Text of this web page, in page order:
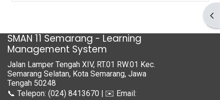
SMAN 11 Semarang - Learning
Management System
Jalan Lamper Tengah XIV, RT.01 RW.01 Kec.
Semarang Selatan, Kota Semarang, Jawa
Tengah 50248
📞 Telepon: (024) 8413670 | ✉️ Email: